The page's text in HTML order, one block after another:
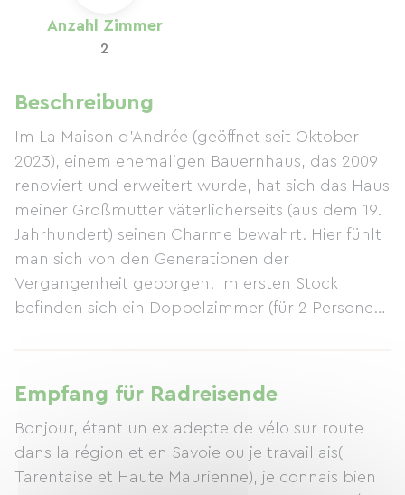
Anzahl Zimmer
2
Beschreibung
Im La Maison d'Andrée (geöffnet seit Oktober
2023), einem ehemaligen Bauernhaus, das 2009
renoviert und erweitert wurde, hat sich das Haus
meiner Großmutter väterlicherseits (aus dem 19.
Jahrhundert) seinen Charme bewahrt. Hier fühlt
man sich von den Generationen der
Vergangenheit geborgen. Im ersten Stock
befinden sich ein Doppelzimmer (für 2 Personen)
umweltbewusster Mensch biete ich Ihnen
Gerichte mit regionalen Produkten und Zutaten
aus meinem eigenen Garten an. Seit Oktober
2023 heiße ich meine Gäste und meinen kleinen
Hund Oyo herzlich willkommen – genau wie
Empfang für Radreisende
Bonjour, étant un ex adepte de vélo sur route
dans la région et en Savoie ou je travaillais(
Tarentaise et Haute Maurienne), je connais bien